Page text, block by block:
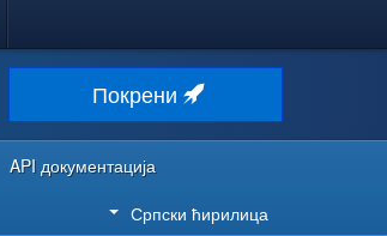
Покрени
API документација
Српски ћирилица